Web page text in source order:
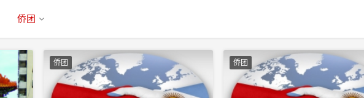
侨团
侨团 侨团